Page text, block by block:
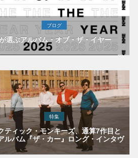
ブログ
選ぶアルバム・オブ・ザ・イヤー
特集
ティック・モンキーズ、通算7作目と
ルバム『ザ・カー』ロング・インタヴ